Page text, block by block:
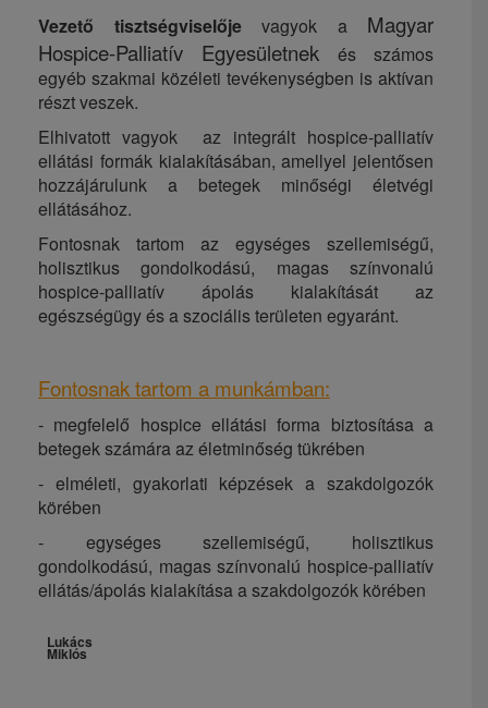
Vezető tisztségviselőjevagyok a Magyar
Hospice-Palliatív Egyesületnek és számos
egyéb szakmai közéleti tevékenységben is aktívan
részt veszek.
Elhivatott vagyok az integrált hospice-palliatív
ellátási formák kialakításában, amellyel jelentősen
hozzájárulunk a betegek minőségi életvégi
ellátásához.
Fontosnak tartom az egységes szellemiségű,
holisztikus gondolkodású, magas színvonalú
hospice-palliatív ápolás kialakítását az
egészségügy és a szociális területen egyaránt.
Fontosnak tartom a munkámban:
- megfelelő hospice ellátási forma biztosítása a
betegek számára az életminőség tükrében
- elméleti, gyakorlati képzések a szakdolgozók
körében
- egységes szellemiségű, holisztikus
gondolkodású, magas színvonalú hospice-palliatív
ellátás/ápolás kialakítása a szakdolgozók körében
Lukács
Miklós